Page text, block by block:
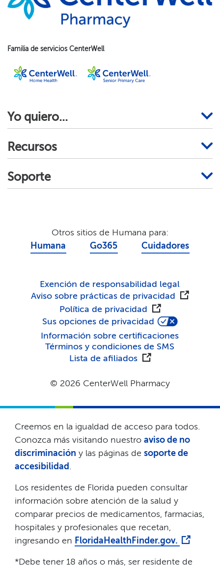
Familia de servicios CenterWell​​
Yo quiero...​​
Recursos​​
Soporte​​
Otros sitios de Humana para:​​
Humana​​
Go365​​ Cuidadores​​
Exención de responsabilidad legal​​
Aviso sobre prácticas de privacidad​​
Política de privacidad​​
Sus opciones de privacidad​​
Información sobre certificaciones​​
Términos y condiciones de SMS​​
Lista de afiliados​​
© 2026 CenterWell Pharmacy​​
Creemos en la igualdad de acceso para todos.
Conozca más visitando nuestro aviso de no
discriminación y las páginas de soporte de
accesibilidad
Los residentes de Florida pueden consultar
información sobre atención de la salud y
comparar precios de medicamentos, farmacias,
hospitales y profesionales que recetan,
ingresando en FloridaHealthFinder.gov.
*Debe tener 18 años o más, ser residente de